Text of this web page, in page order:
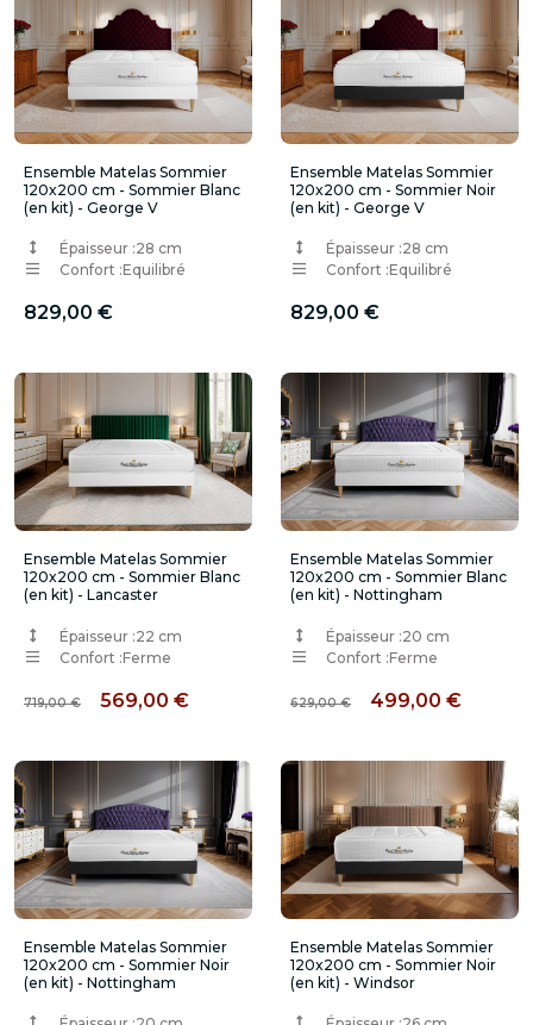
Ensemble Matelas Sommier
120x200 cm - Sommier Blanc
(en kit) - George V
Épaisseur :28 cm
Confort :Equilibré
829,00 €
Ensemble Matelas Sommier
120x200 cm - Sommier Noir
(en kit) - George V
Épaisseur :28 cm
Confort :Equilibré
829,00 €
Ensemble Matelas Sommier
120x200 cm - Sommier Blanc
(en kit) - Lancaster
Épaisseur :22 cm
Confort :Ferme
719,00 € 569,00 €
Ensemble Matelas Sommier
120x200 cm - Sommier Blanc
(en kit) - Nottingham
Épaisseur :20 cm
Confort :Ferme
629,00 € 499,00 €
Ensemble Matelas Sommier
120x200 cm - Sommier Noir
(en kit) - Nottingham
Ensemble Matelas Sommier
120x200 cm - Sommier Noir
(en kit) - Windsor